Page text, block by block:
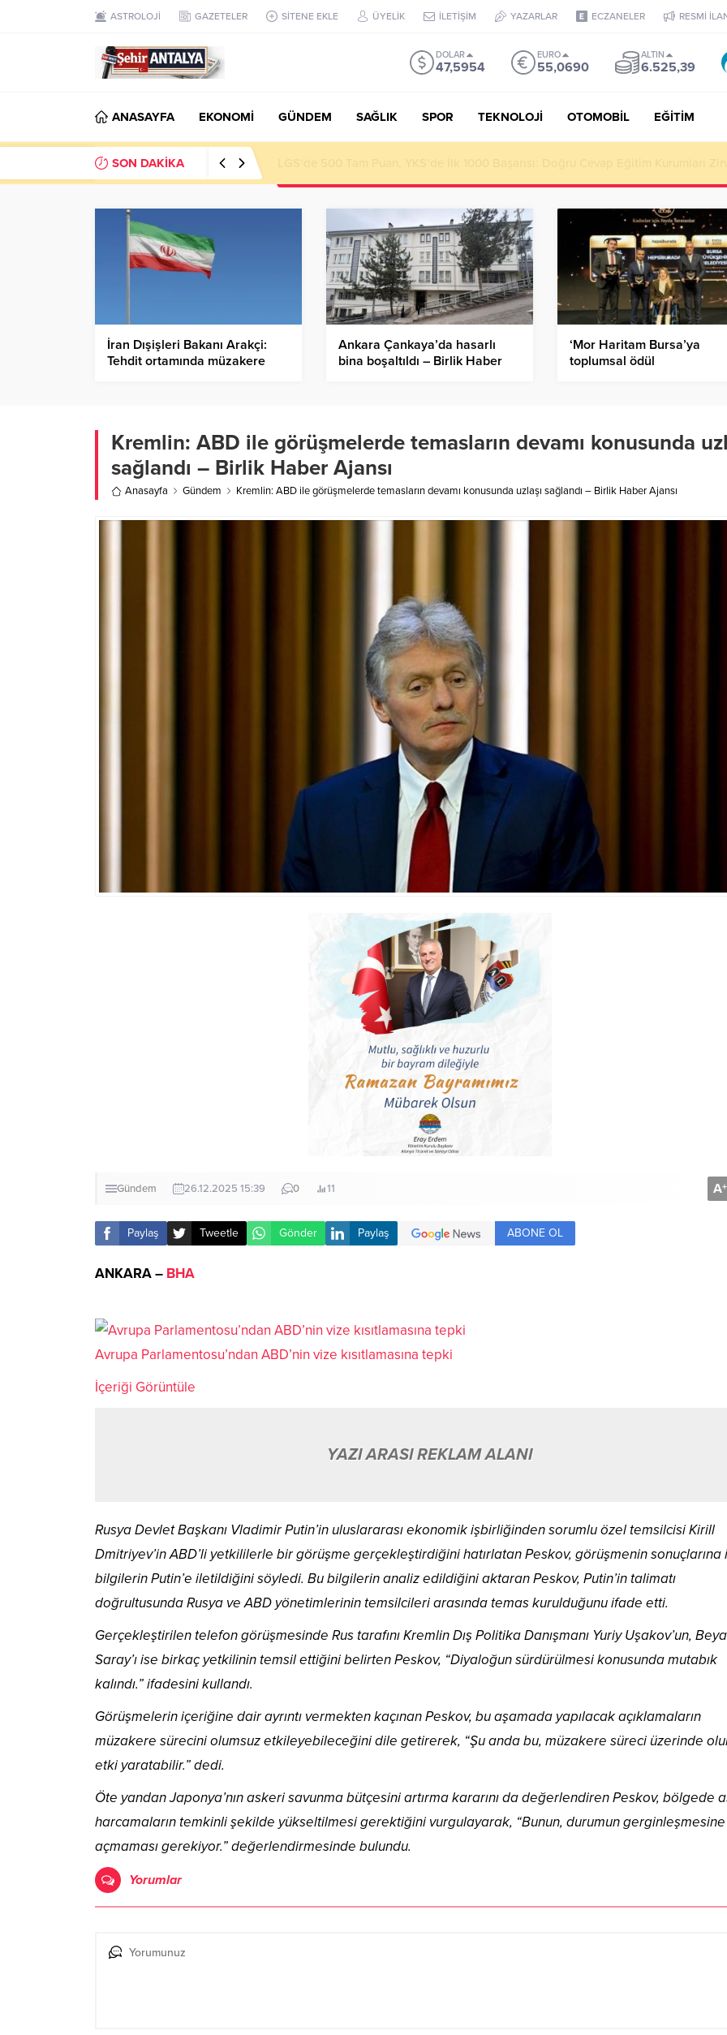
ASTROLOJİ GAZETELER SİTENE EKLE ÜYELİK İLETİŞİM YAZARLAR ECZANELER RESMİ
DOLAR
47,5954
EURO
55,0690
ALTIN
6.525,39
ANASAYFA EKONOMİ GÜNDEM SAĞLIK SPOR TEKNOLOJİ OTOMOBİL EĞİTİM
SON DAKİKA
İran Dışişleri Bakanı Arakçi:
Tehdit ortamında müzakere
Ankara Çankaya’da hasarlı
bina boşaltıldı – Birlik Haber
‘Mor Haritam Bursa’ya
toplumsal ödül
Kremlin: ABD ile görüşmelerde temasların devamı konusunda
sağlandı – Birlik Haber Ajansı
Anasayfa Gündem Kremlin: ABD ile görüşmelerde temasların devamı konusunda uzlaşı sağlandı – Birlik Haber Ajansı
Gündem 26.12.2025 15:39 0 11 A+
Paylaş Tweetle Gönder Paylaş ABONE OL
ANKARA – BHA
Avrupa Parlamentosu’ndan ABD’nin vize kısıtlamasına tepki
İçeriği Görüntüle
YAZI ARASI REKLAM ALANI
Rusya Devlet Başkanı Vladimir Putin’in uluslararası ekonomik işbirliğinden sorumlu özel temsilcisi Kirill
Dmitriyev’in ABD’li yetkililerle bir görüşme gerçekleştirdiğini hatırlatan Peskov, görüşmenin sonuçlarına
bilgilerin Putin’e iletildiğini söyledi. Bu bilgilerin analiz edildiğini aktaran Peskov, Putin’in talimatı
doğrultusunda Rusya ve ABD yönetimlerinin temsilcileri arasında temas kurulduğunu ifade etti.
Gerçekleştirilen telefon görüşmesinde Rus tarafını Kremlin Dış Politika Danışmanı Yuriy Uşakov’un,
Saray’ı ise birkaç yetkilinin temsil ettiğini belirten Peskov, “Diyaloğun sürdürülmesi konusunda mutabık
kalındı.” ifadesini kullandı.
Görüşmelerin içeriğine dair ayrıntı vermekten kaçınan Peskov, bu aşamada yapılacak açıklamaların
müzakere sürecini olumsuz etkileyebileceğini dile getirerek, “Şu anda bu, müzakere süreci üzerinde
etki yaratabilir.” dedi.
Öte yandan Japonya’nın askeri savunma bütçesini artırma kararını da değerlendiren Peskov, bölgede
harcamaların temkinli şekilde yükseltilmesi gerektiğini vurgulayarak, “Bunun, durumun
açmaması gerekiyor.” değerlendirmesinde bulundu.
Yorumlar